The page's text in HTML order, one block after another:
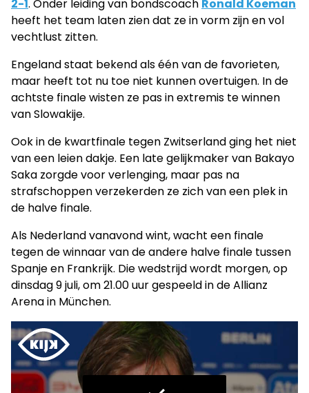
2-1. Onder leiding van bondscoach Ronald Koeman
heeft het team laten zien dat ze in vorm zijn en vol
vechtlust zitten.
Engeland staat bekend als één van de favorieten,
maar heeft tot nu toe niet kunnen overtuigen. In de
achtste finale wisten ze pas in extremis te winnen
van Slowakije.
Ook in de kwartfinale tegen Zwitserland ging het niet
van een leien dakje. Een late gelijkmaker van Bakayo
Saka zorgde voor verlenging, maar pas na
strafschoppen verzekerden ze zich van een plek in
de halve finale.
Als Nederland vanavond wint, wacht een finale
tegen de winnaar van de andere halve finale tussen
Spanje en Frankrijk. Die wedstrijd wordt morgen, op
dinsdag 9 juli, om 21.00 uur gespeeld in de Allianz
Arena in München.